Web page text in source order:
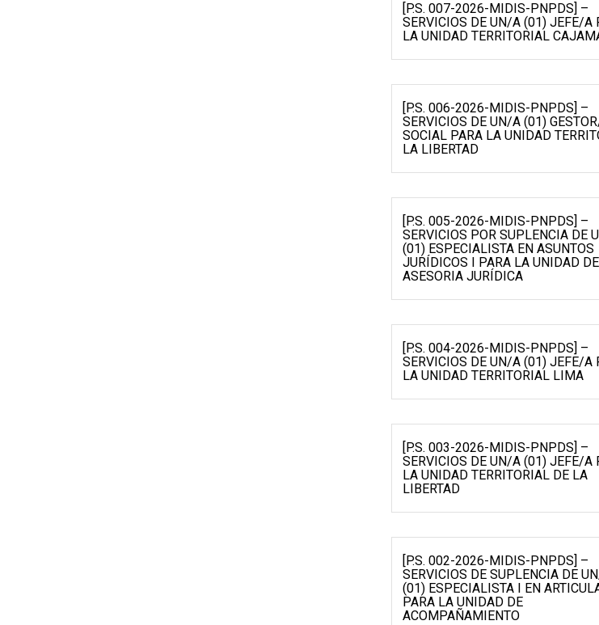
[P.S. 007-2026-MIDIS-PNPDS] –
SERVICIOS DE UN/A (01) JEFE/A
LA UNIDAD TERRITORIAL
[P.S. 006-2026-MIDIS-PNPDS] –
SERVICIOS DE UN/A (01)
SOCIAL PARA LA UNIDAD
LA LIBERTAD
[P.S. 005-2026-MIDIS-PNPDS] –
SERVICIOS POR SUPLENCIA DE
(01) ESPECIALISTA EN ASUNTOS
JURÍDICOS I PARA LA UNIDAD DE
ASESORIA JURÍDICA
[P.S. 004-2026-MIDIS-PNPDS] –
SERVICIOS DE UN/A (01) JEFE/A
LA UNIDAD TERRITORIAL LIMA
[P.S. 003-2026-MIDIS-PNPDS] –
SERVICIOS DE UN/A (01) JEFE/A
LA UNIDAD TERRITORIAL DE LA
LIBERTAD
[P.S. 002-2026-MIDIS-PNPDS] –
SERVICIOS DE SUPLENCIA DE
(01) ESPECIALISTA I EN
PARA LA UNIDAD DE
ACOMPAÑAMIENTO